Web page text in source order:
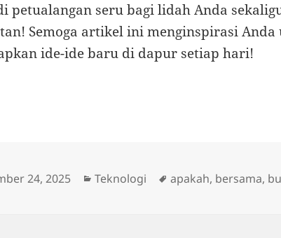
petualangan seru bagi lidah Anda
Semoga artikel ini menginspirasi
ide-ide baru di dapur setiap hari!
24, 2025 Categories
Teknologi Tags
apakah, bersama,